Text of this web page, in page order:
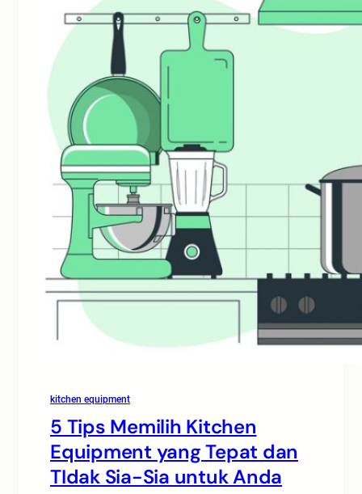
kitchen equipment
5 Tips Memilih Kitchen
Equipment yang Tepat dan
TIdak Sia-Sia untuk Anda